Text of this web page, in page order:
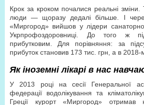
Крок за кроком почалися реальні зміни.
люди — щоразу дедалі більше. І
«Миргород» вийшов у лідери
Укрпрофоздоровниці. До того ж
прибутковим. Для порівняння: за
прибуток становив 173 тис. грн, а в
Як іноземні лікарі в нас
У 2013 році на сесії Генеральної
федерації водолікування та
Греції курорт «Миргород» отримав